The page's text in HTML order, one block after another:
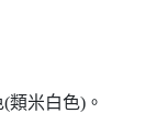
米白色)。